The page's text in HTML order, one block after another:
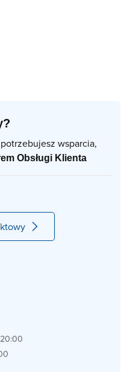
wsparcia,
Obsługi Klienta